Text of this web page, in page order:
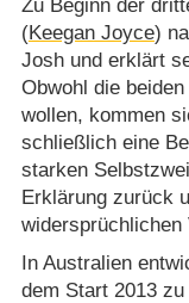
Zu Beginn der
(Keegan Joyce)
Josh und erklärt
Obwohl die
wollen, kommen
schließlich eine
starken
Erklärung zurück
widersprüchlichen
In Australien
dem Start 2013